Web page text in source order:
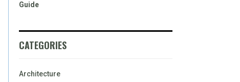
Guide
CATEGORIES
Architecture